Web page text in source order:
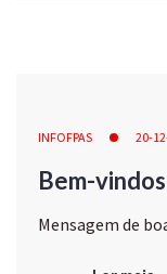
INFOFPAS 20-
Bem-
Mensagem de